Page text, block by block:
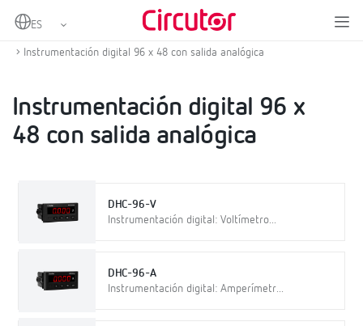
Home
Instrumentación digital y convertidores de medida
Instrumentación digital 96 x 48 con salida analógica
Instrumentación digital 96 x
48 con salida analógica
DHC-96-V
Instrumentación digital: Voltímetro...
DHC-96-A
Instrumentación digital: Amperímetr...